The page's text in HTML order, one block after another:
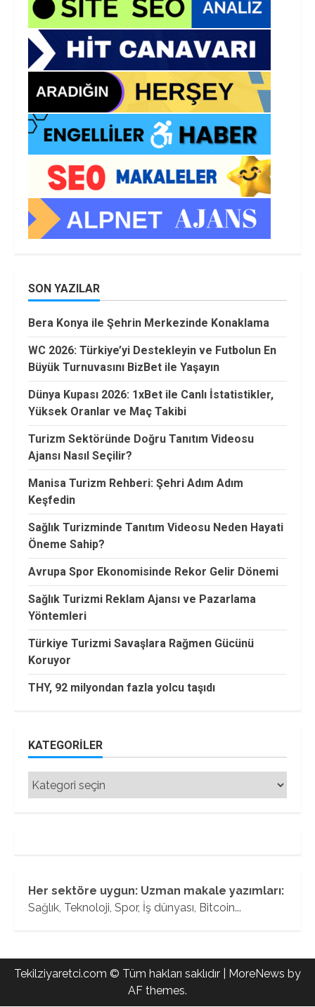
SON YAZILAR
Bera Konya ile Şehrin Merkezinde Konaklama
WC 2026: Türkiye’yi Destekleyin ve Futbolun En
Büyük Turnuvasını BizBet ile Yaşayın
Dünya Kupası 2026: 1xBet ile Canlı İstatistikler,
Yüksek Oranlar ve Maç Takibi
Turizm Sektöründe Doğru Tanıtım Videosu
Ajansı Nasıl Seçilir?
Manisa Turizm Rehberi: Şehri Adım Adım
Keşfedin
Sağlık Turizminde Tanıtım Videosu Neden Hayati
Öneme Sahip?
Avrupa Spor Ekonomisinde Rekor Gelir Dönemi
Sağlık Turizmi Reklam Ajansı ve Pazarlama
Yöntemleri
Türkiye Turizmi Savaşlara Rağmen Gücünü
Koruyor
THY, 92 milyondan fazla yolcu taşıdı
KATEGORILER
Kategoriler
Her sektöre uygun: Uzman makale yazımları:
Sağlık, Teknoloji, Spor, İş dünyası, Bitcoin...
Tekilziyaretci.com © Tüm hakları saklıdır MoreNews by
AF themes.